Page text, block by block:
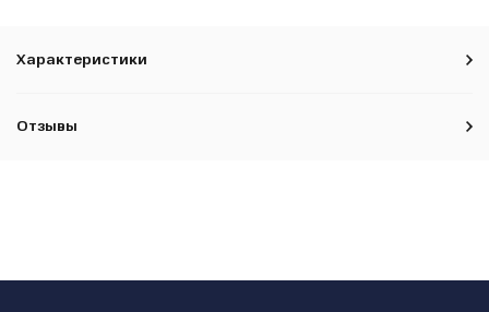
Характеристики
Отзывы